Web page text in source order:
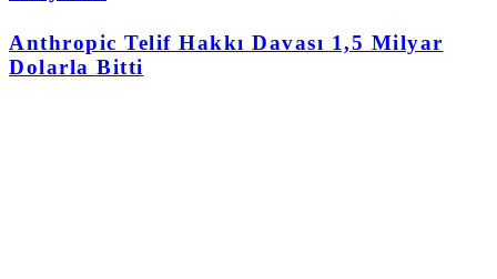
Anthropic Telif Hakkı Davası 1,5 Milyar
Dolarla Bitti